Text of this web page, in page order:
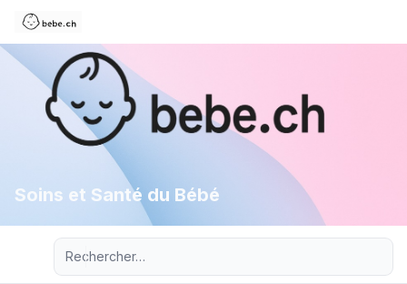
Soins et Santé du Bébé
Recherche avancée